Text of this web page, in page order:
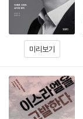
미리보기